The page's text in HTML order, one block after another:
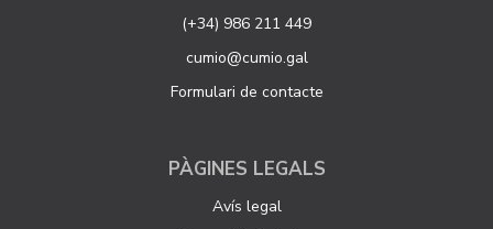
(+34) 986 211 449
cumio@cumio.gal
Formulari de contacte
PÀGINES LEGALS
Avís legal